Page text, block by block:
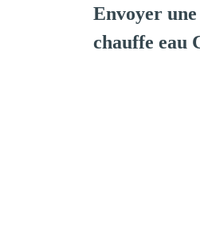
Envoyer
chauffe eau